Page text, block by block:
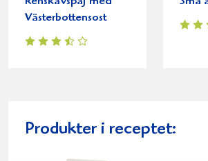
Västerbottensost
Produkter i receptet: